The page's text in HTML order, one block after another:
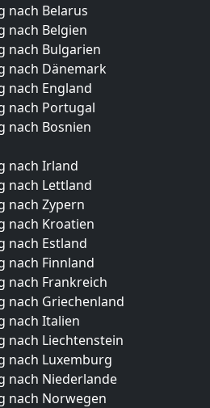
nach Belarus
nach Belgien
nach Bulgarien
nach Dänemark
nach England
nach Portugal
nach Bosnien
nach Irland
nach Lettland
nach Zypern
nach Kroatien
nach Estland
nach Finnland
nach Frankreich
nach Griechenland
nach Italien
nach Liechtenstein
nach Luxemburg
nach Niederlande
nach Norwegen